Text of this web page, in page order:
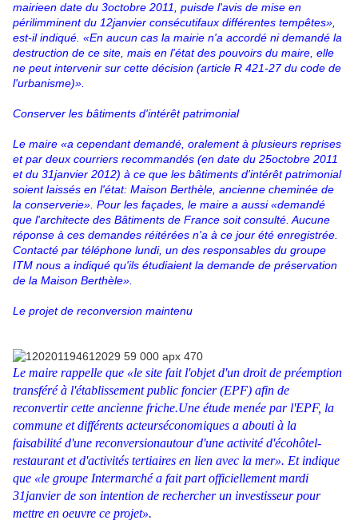
mairieen date du 3octobre 2011, puisde l'avis de mise en
périlimminent du 12janvier consécutifaux différentes tempêtes»,
est-il indiqué. «En aucun cas la mairie n'a accordé ni demandé la
destruction de ce site, mais en l'état des pouvoirs du maire, elle
ne peut intervenir sur cette décision (article R 421-27 du code de
l'urbanisme)».
Conserver les bâtiments d'intérêt patrimonial
Le maire «a cependant demandé, oralement à plusieurs reprises
et par deux courriers recommandés (en date du 25octobre 2011
et du 31janvier 2012) à ce que les bâtiments d'intérêt patrimonial
soient laissés en l'état: Maison Berthèle, ancienne cheminée de
la conserverie». Pour les façades, le maire a aussi «demandé
que l'architecte des Bâtiments de France soit consulté. Aucune
réponse à ces demandes réitérées n'a à ce jour été enregistrée.
Contacté par téléphone lundi, un des responsables du groupe
ITM nous a indiqué qu'ils étudiaient la demande de préservation
de la Maison Berthèle».
Le projet de reconversion maintenu
Le maire rappelle que «le site fait l'objet d'un droit de préemption
transféré à l'établissement public foncier (EPF) afin de
reconvertir cette ancienne friche.Une étude menée par l'EPF, la
commune et différents acteurséconomiques a abouti à la
faisabilité d'une reconversionautour d'une activité d'écohôtel-
restaurant et d'activités tertiaires en lien avec la mer». Et indique
que «le groupe Intermarché a fait part officiellement mardi
31janvier de son intention de rechercher un investisseur pour
mettre en oeuvre ce projet».